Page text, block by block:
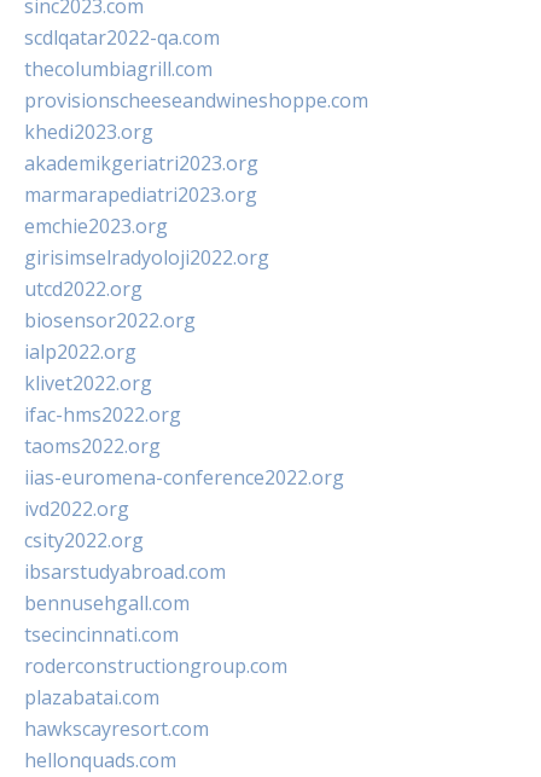
sinc2023.com
scdlqatar2022-qa.com
thecolumbiagrill.com
provisionscheeseandwineshoppe.com
khedi2023.org
akademikgeriatri2023.org
marmarapediatri2023.org
emchie2023.org
girisimselradyoloji2022.org
utcd2022.org
biosensor2022.org
ialp2022.org
klivet2022.org
ifac-hms2022.org
taoms2022.org
iias-euromena-conference2022.org
ivd2022.org
csity2022.org
ibsarstudyabroad.com
bennusehgall.com
tsecincinnati.com
roderconstructiongroup.com
plazabatai.com
hawkscayresort.com
hellonquads.com